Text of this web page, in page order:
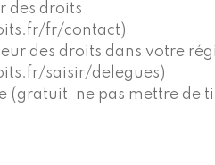
des droits
fr/contact)
des droits dans votre
saisir/delegues)
(gratuit, ne pas mettre de